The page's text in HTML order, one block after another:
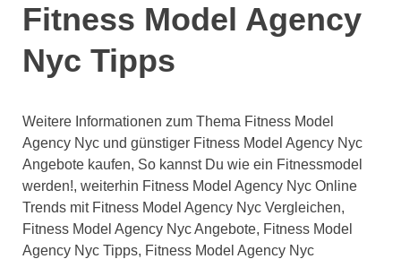
Fitness Model Agency
Nyc Tipps
Weitere Informationen zum Thema Fitness Model
Agency Nyc und günstiger Fitness Model Agency Nyc
Angebote kaufen, So kannst Du wie ein Fitnessmodel
werden!, weiterhin Fitness Model Agency Nyc Online
Trends mit Fitness Model Agency Nyc Vergleichen,
Fitness Model Agency Nyc Angebote, Fitness Model
Agency Nyc Tipps, Fitness Model Agency Nyc